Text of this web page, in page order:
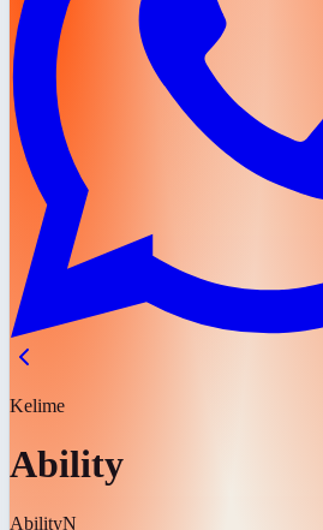
Kelime
Ability
AbilityN